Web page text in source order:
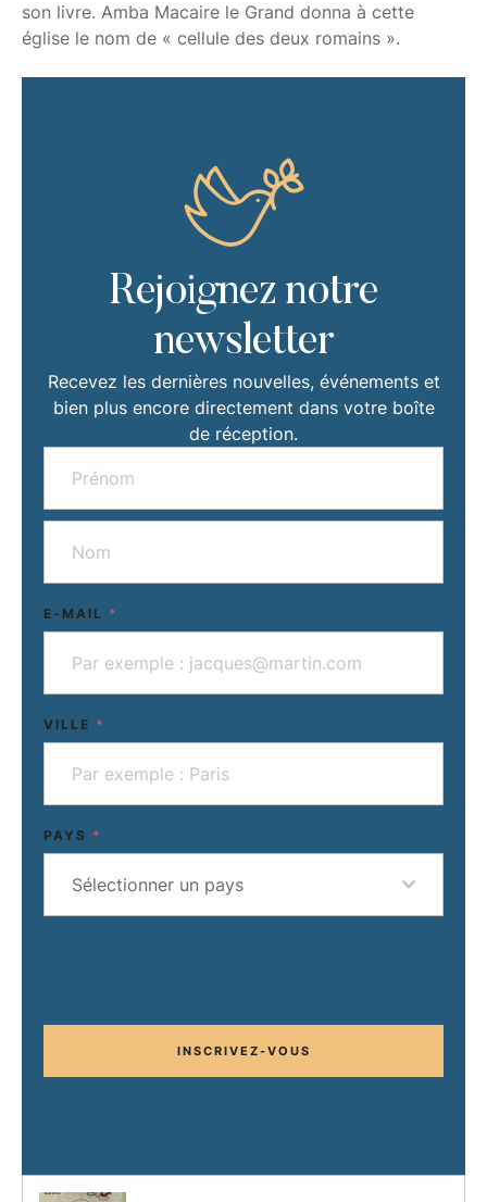
son livre. Amba Macaire le Grand donna à cette
église le nom de « cellule des deux romains ».
Rejoignez notre
newsletter
Recevez les dernières nouvelles, événements et
bien plus encore directement dans votre boîte
de réception.
E-MAIL *
VILLE *
PAYS *
Sélectionner un pays
INSCRIVEZ-VOUS